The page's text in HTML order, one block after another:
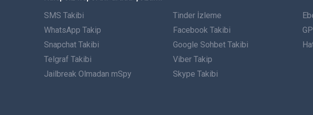
SMS Takibi
WhatsApp Takip
Snapchat Takibi
Telgraf Takibi
Jailbreak Olmadan mSpy
Tinder İzleme
Facebook Takibi
Google Sohbet Takibi
Viber Takip
Skype Takibi